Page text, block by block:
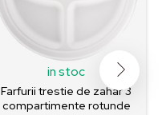
in stoc
Farfurii trestie de zahar 3
compartimente rotunde